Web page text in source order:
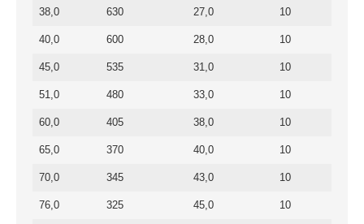
38,0 630 27,0 10
40,0 600 28,0 10
45,0 535 31,0 10
51,0 480 33,0 10
60,0 405 38,0 10
65,0 370 40,0 10
70,0 345 43,0 10
76,0 325 45,0 10